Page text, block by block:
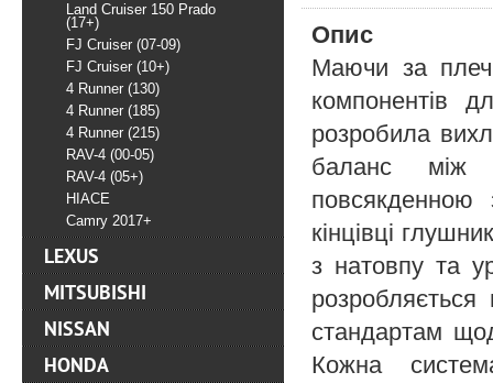
Опис
Маючи за
компонентів
розробила
баланс між
повсякденною
кінцівці
з натовпу та
розробляється
стандартам
Кожна
Land Cruiser 150 Prado
(17+)
FJ Cruiser (07-09)
FJ Cruiser (10+)
4 Runner (130)
4 Runner (185)
4 Runner (215)
RAV-4 (00-05)
RAV-4 (05+)
HIACE
Camry 2017+
LEXUS
MITSUBISHI
NISSAN
HONDA